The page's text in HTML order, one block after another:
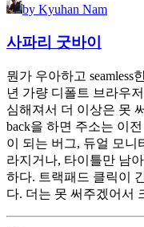
by Kyuhan Nam
사파리 굿바이
뭔가 우아하고
년 가량 디폴트 브라우
심해져서 더 이상은 못
back을 하면 주소는 이
이 되는 버그, 듀얼 모니
라지거나, 타이틀만 남
하다. 트랙패드 클릭이
다. 더는 못 써주겠어서